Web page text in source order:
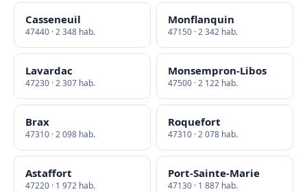
Casseneuil
47440 · 2 348 hab.
Monflanquin
47150 · 2 342 hab.
Lavardac
47230 · 2 307 hab.
Monsempron-Libos
47500 · 2 122 hab.
Brax
47310 · 2 098 hab.
Roquefort
47310 · 2 078 hab.
Astaffort
47220 · 1 972 hab.
Port-Sainte-Marie
47130 · 1 887 hab.